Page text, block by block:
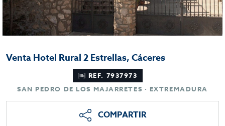
Venta Hotel Rural 2 Estrellas, Cáceres
REF. 7937973
SAN PEDRO DE LOS MAJARRETES · EXTREMADURA
COMPARTIR